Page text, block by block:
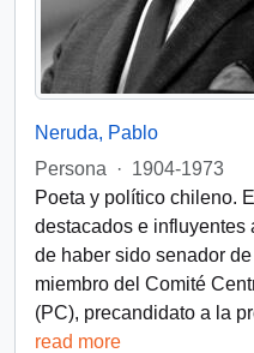
Neruda, Pablo
Persona
· 1904-1973
Poeta y político chileno.
destacados e influyentes
de haber sido senador
miembro del Comité
(PC), precandidato a la
read more